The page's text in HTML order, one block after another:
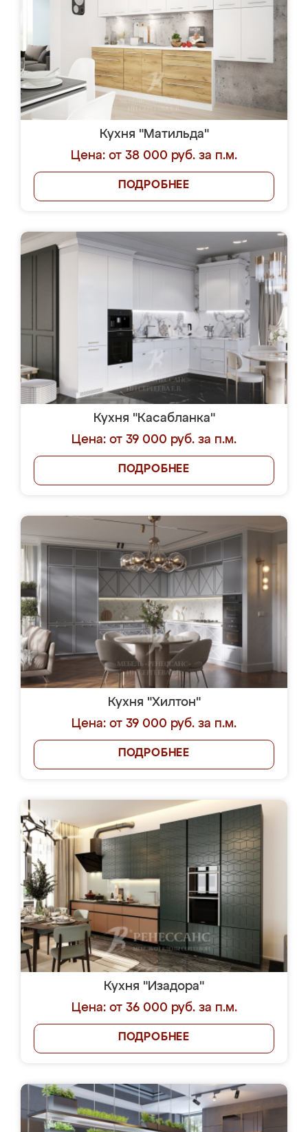
Кухня "Матильда"
Цена: от 38 000 руб. за п.м.
ПОДРОБНЕЕ
Кухня "Касабланка"
Цена: от 39 000 руб. за п.м.
ПОДРОБНЕЕ
Кухня "Хилтон"
Цена: от 39 000 руб. за п.м.
ПОДРОБНЕЕ
Кухня "Изадора"
Цена: от 36 000 руб. за п.м.
ПОДРОБНЕЕ